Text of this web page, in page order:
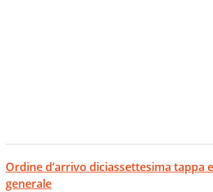
Ordine d’arrivo diciassettesima tappa
generale